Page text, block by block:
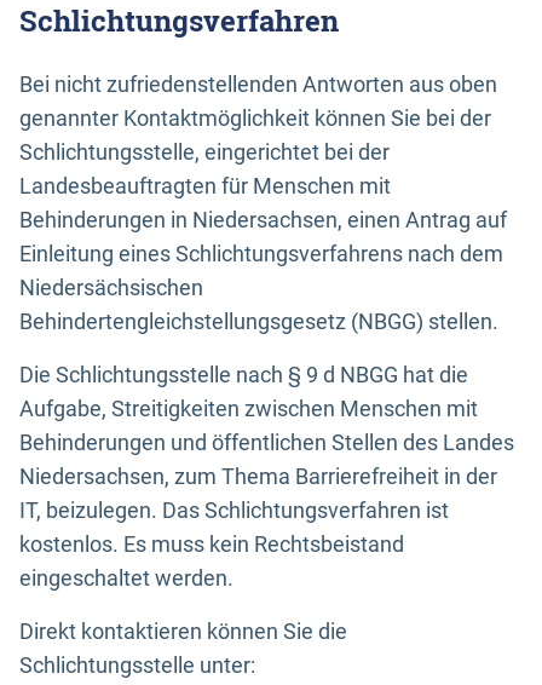
Schlichtungsverfahren
Bei nicht zufriedenstellenden Antworten aus oben
genannter Kontaktmöglichkeit können Sie bei der
Schlichtungsstelle, eingerichtet bei der
Landesbeauftragten für Menschen mit
Behinderungen in Niedersachsen, einen Antrag auf
Einleitung eines Schlichtungsverfahrens nach dem
Niedersächsischen
Behindertengleichstellungsgesetz (NBGG) stellen.
Die Schlichtungsstelle nach § 9 d NBGG hat die
Aufgabe, Streitigkeiten zwischen Menschen mit
Behinderungen und öffentlichen Stellen des Landes
Niedersachsen, zum Thema Barrierefreiheit in der
IT, beizulegen. Das Schlichtungsverfahren ist
kostenlos. Es muss kein Rechtsbeistand
eingeschaltet werden.
Direkt kontaktieren können Sie die
Schlichtungsstelle unter: